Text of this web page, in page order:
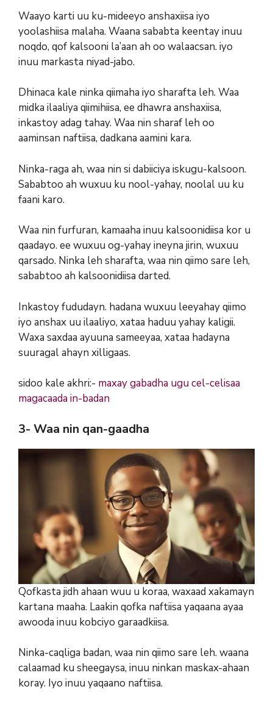
Waayo karti uu ku-mideeyo anshaxiisa iyo
yoolashiisa malaha. Waana sababta keentay inuu
noqdo, qof kalsooni la’aan ah oo walaacsan. iyo
inuu markasta niyad-jabo.
Dhinaca kale ninka qiimaha iyo sharafta leh. Waa
midka ilaaliya qiimihiisa, ee dhawra anshaxiisa,
inkastoy adag tahay. Waa nin sharaf leh oo
aaminsan naftiisa, dadkana aamini kara.
Ninka-raga ah, waa nin si dabiiciya iskugu-kalsoon.
Sababtoo ah wuxuu ku nool-yahay, noolal uu ku
faani karo.
Waa nin furfuran, kamaaha inuu kalsoonidiisa kor u
qaadayo. ee wuxuu og-yahay ineyna jirin, wuxuu
qarsado. Ninka leh sharafta, waa nin qiimo sare leh,
sababtoo ah kalsoonidiisa darted.
Inkastoy fududayn. hadana wuxuu leeyahay qiimo
iyo anshax uu ilaaliyo, xataa haduu yahay kaligii.
Waxa saxdaa ayuuna sameeyaa, xataa hadayna
suuragal ahayn xilligaas.
sidoo kale akhri:- maxay gabadha ugu cel-celisaa
magacaada in-badan
3- Waa nin qan-gaadha
Qofkasta jidh ahaan wuu u koraa, waxaad xakamayn
kartana maaha. Laakin qofka naftiisa yaqaana ayaa
awooda inuu kobciyo garaadkiisa.
Ninka-caqliga badan, waa nin qiimo sare leh. waana
calaamad ku sheegaysa, inuu ninkan maskax-ahaan
koray. Iyo inuu yaqaano naftiisa.